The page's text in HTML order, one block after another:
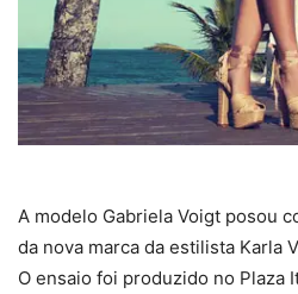
A modelo Gabriela Voigt posou
da nova marca da estilista Karla
O ensaio foi produzido no Plaza